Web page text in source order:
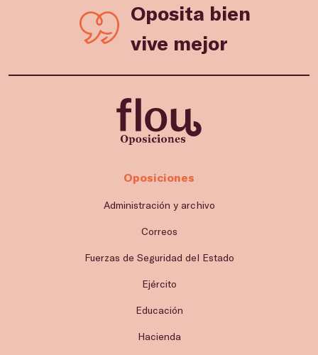
Oposita bien
vive mejor
Oposiciones
Administración y archivo
Correos
Fuerzas de Seguridad del Estado
Ejército
Educación
Hacienda